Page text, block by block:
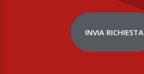
INVIA RICHIESTA